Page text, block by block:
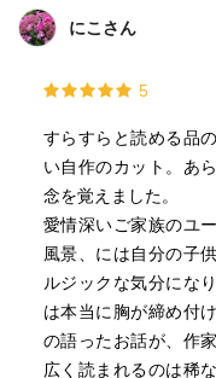
にこさん
5
すらすらと読める品
い自作のカット。あ
念を覚えました。
愛情深いご家族のユ
風景、には自分の子
ルジックな気分にな
は本当に胸が締め付
の語ったお話が、作
広く読まれるのは稀